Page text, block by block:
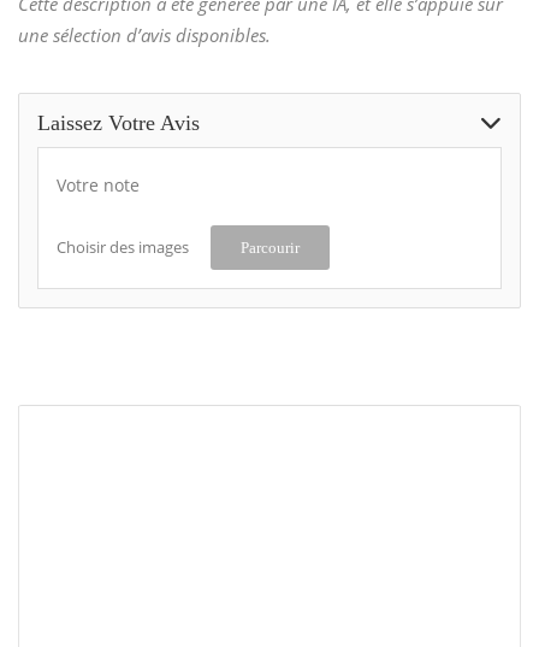
une sélection d’avis disponibles.
Laissez Votre Avis
Votre note
Choisir des images Parcourir